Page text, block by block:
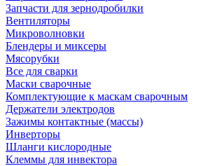
Запчасти для зернодробилки
Вентиляторы
Микроволновки
Блендеры и миксеры
Мясорубки
Все для сварки
Маски сварочные
Комплектующие к маскам сварочным
Держатели электродов
Зажимы контактные (массы)
Инверторы
Шланги кислородные
Клеммы для инвектора